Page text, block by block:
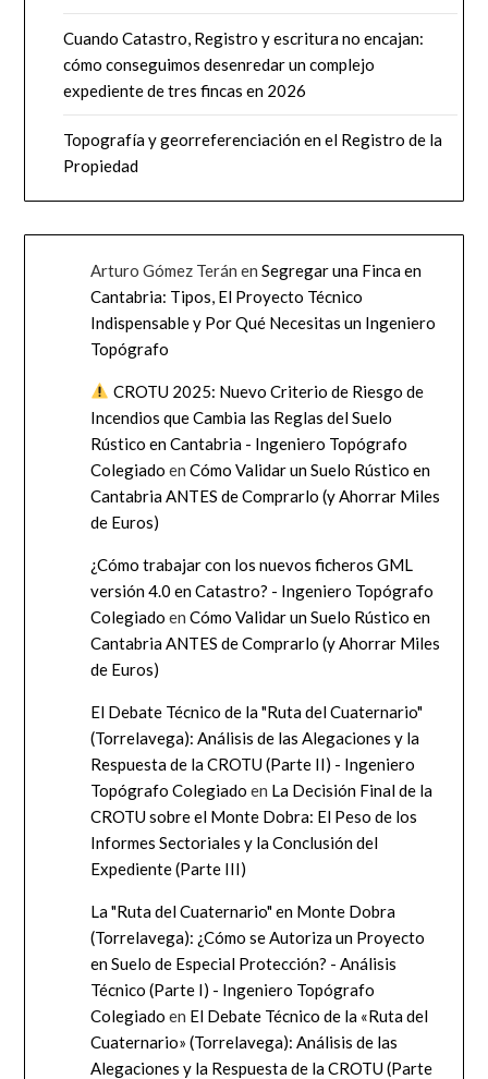
Cuando Catastro, Registro y escritura no encajan:
cómo conseguimos desenredar un complejo
expediente de tres fincas en 2026
Topografía y georreferenciación en el Registro de la
Propiedad
Arturo Gómez Terán enSegregar una Finca en
Cantabria: Tipos, El Proyecto Técnico
Indispensable y Por Qué Necesitas un Ingeniero
Topógrafo
CROTU 2025: Nuevo Criterio de Riesgo de
Incendios que Cambia las Reglas del Suelo
Rústico en Cantabria - Ingeniero Topógrafo
Colegiado enCómo Validar un Suelo Rústico en
Cantabria ANTES de Comprarlo (y Ahorrar Miles
de Euros)
¿Cómo trabajar con los nuevos ficheros GML
versión 4.0 en Catastro? - Ingeniero Topógrafo
Colegiado enCómo Validar un Suelo Rústico en
Cantabria ANTES de Comprarlo (y Ahorrar Miles
de Euros)
El Debate Técnico de la "Ruta del Cuaternario"
(Torrelavega): Análisis de las Alegaciones y la
Respuesta de la CROTU (Parte II) - Ingeniero
Topógrafo Colegiado en La Decisión Final de la
CROTU sobre el Monte Dobra: El Peso de los
Informes Sectoriales y la Conclusión del
Expediente (Parte III)
La "Ruta del Cuaternario" en Monte Dobra
(Torrelavega): ¿Cómo se Autoriza un Proyecto
en Suelo de Especial Protección? - Análisis
Técnico (Parte I) - Ingeniero Topógrafo
Colegiado en El Debate Técnico de la «Ruta del
Cuaternario» (Torrelavega): Análisis de las
Alegaciones y la Respuesta de la CROTU (Parte